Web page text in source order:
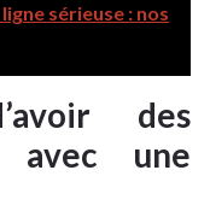
sérieuse : nos
des
avec une